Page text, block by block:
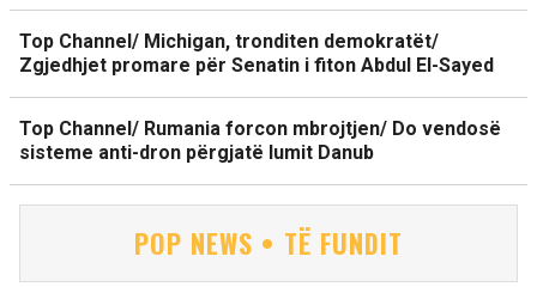
Top Channel/ Michigan, tronditen demokratët/
Zgjedhjet promare për Senatin i fiton Abdul El-Sayed
Top Channel/ Rumania forcon mbrojtjen/ Do vendosë
sisteme anti-dron përgjatë lumit Danub
POP NEWS • TË FUNDIT